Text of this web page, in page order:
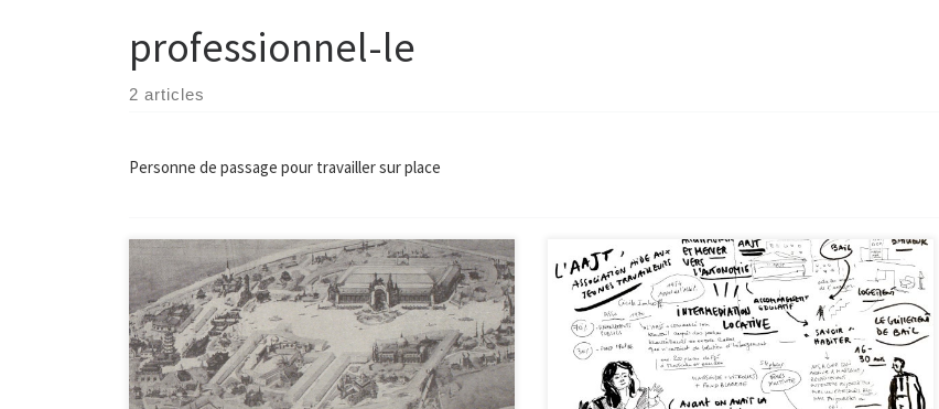
professionnel-le
2 articles
Personne de passage pour travailler sur place
Le Palais des Congrès et des expositions au Parc
Chanot comprend 7 « palais », soit 50.000m²
d’espaces modulables : congrès, colloque, séminaire,
convention, salon grand public ou professionnel,
roadshow… En 1906, le Parc Chanot a ouvert ses
portes pour accueillir la première exposition coloniale
Le 22 avril le collectif Marseille HospitalitéS s’est
retrouvé dans les locaux de l’Association d’Aide aux
Jeunes Travailleurs AAJT à deux pas de la gare Saint-
Charles. Cette quatrième visite croisée a permis de
découvrir et d’échanger sur les conditions d’accueil
des personnes qui viennent travailler à Marseille :